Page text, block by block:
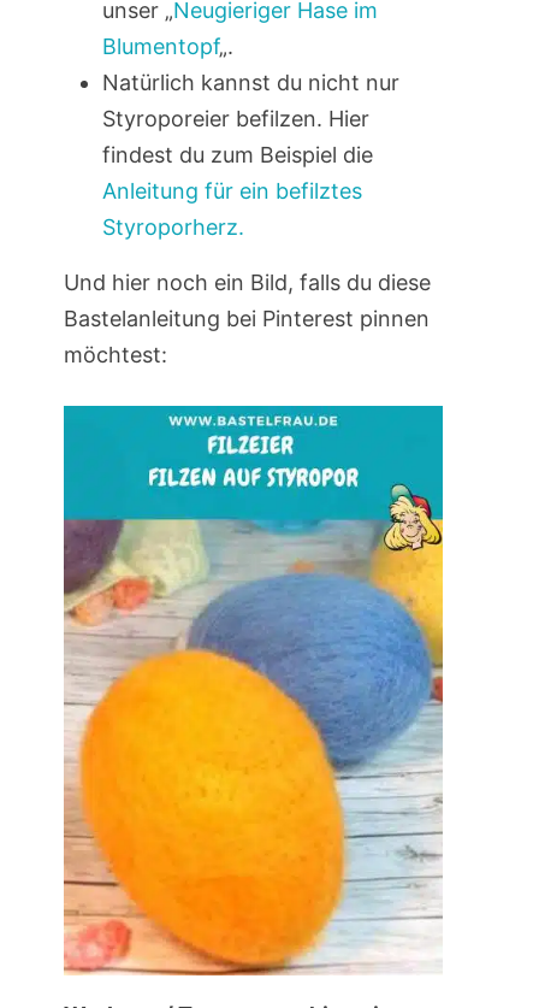
unser „Neugieriger Hase im
Blumentopf„.
Natürlich kannst du nicht nur
Styroporeier befilzen. Hier
findest du zum Beispiel die
Anleitung für ein befilztes
Styroporherz.
Und hier noch ein Bild, falls du diese
Bastelanleitung bei Pinterest pinnen
möchtest: